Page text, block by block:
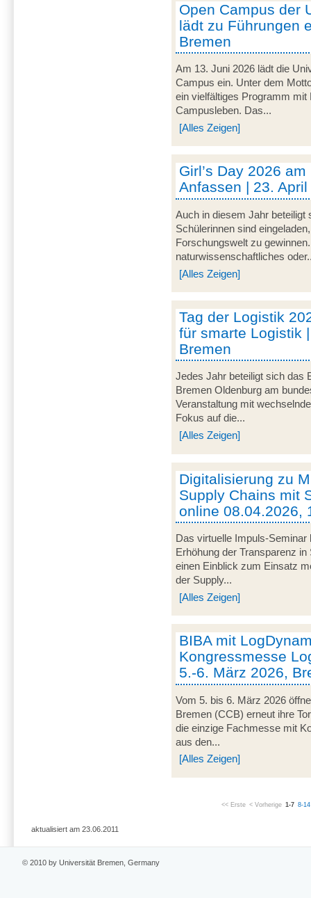
Open Campus der
lädt zu Führungen
Bremen
Am 13. Juni 2026 lädt die
Campus ein. Unter dem
ein vielfältiges Programm
Campusleben. Das...
[Alles Zeigen]
Girl’s Day 2026
Anfassen | 23.
Auch in diesem Jahr beteiligt
Schülerinnen sind
Forschungswelt zu
naturwissenschaftliches
[Alles Zeigen]
Tag der Logistik
für smarte Logistik
Bremen
Jedes Jahr beteiligt sich das
Bremen Oldenburg am
Veranstaltung mit
Fokus auf die...
[Alles Zeigen]
Digitalisierung zu
Supply Chains mit
online 08.04.2026,
Das virtuelle Impuls-Seminar
Erhöhung der Transparenz
einen Einblick zum Einsatz
der Supply...
[Alles Zeigen]
BIBA mit
Kongressmesse
5.-6. März 2026,
Vom 5. bis 6. März 2026
Bremen (CCB) erneut ihre
die einzige Fachmesse mit
aus den...
[Alles Zeigen]
<< Erste < Vorherige 1-7 8-14
aktualisiert am 23.06.2011
© 2010 by Universität Bremen, Germany